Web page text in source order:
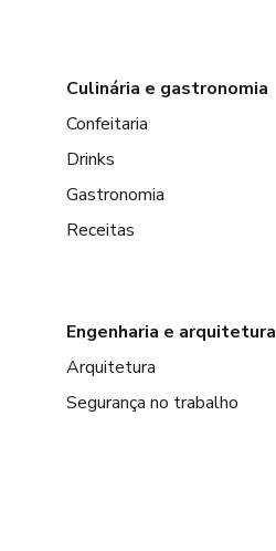
Culinária e gastronomia
Confeitaria
Drinks
Gastronomia
Receitas
Engenharia e arquitetura
Arquitetura
Segurança no trabalho